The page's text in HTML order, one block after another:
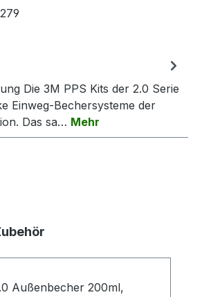
Die 3M PPS Kits der 2.0 Serie
Einweg-Bechersysteme der
Das sa… Mehr